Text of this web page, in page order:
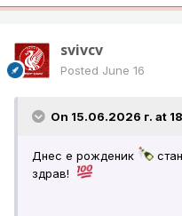
svivcv
Posted June 16
On 15.06.2026 г. at
Днес е рожденик
здрав!